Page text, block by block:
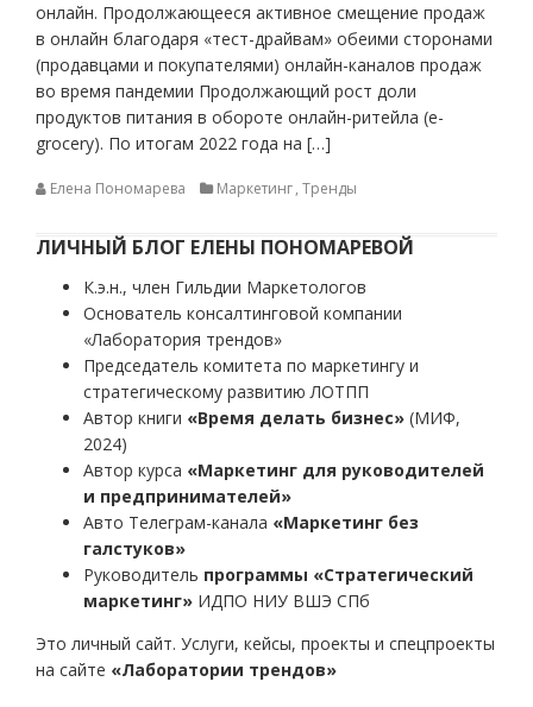
онлайн. Продолжающееся активное смещение продаж
в онлайн благодаря «тест-драйвам» обеими сторонами
(продавцами и покупателями) онлайн-каналов продаж
во время пандемии Продолжающий рост доли
продуктов питания в обороте онлайн-ритейла (e-
grocery). По итогам 2022 года на […]
Елена Пономарева Маркетинг, Тренды
ЛИЧНЫЙ БЛОГ ЕЛЕНЫ ПОНОМАРЕВОЙ
К.э.н., член Гильдии Маркетологов
Основатель консалтинговой компании
«Лаборатория трендов»
Председатель комитета по маркетингу и
стратегическому развитию ЛОТПП
Автор книги «Время делать бизнес» (МИФ,
2024)
Автор курса «Маркетинг для руководителей
и предпринимателей»
Авто Телеграм-канала «Маркетинг без
галстуков»
Руководитель программы «Стратегический
маркетинг» ИДПО НИУ ВШЭ СПб
Это личный сайт. Услуги, кейсы, проекты и спецпроекты
на сайте «Лаборатории трендов»